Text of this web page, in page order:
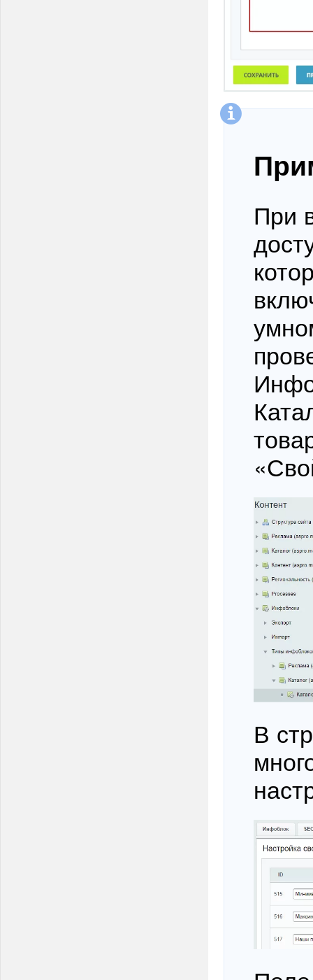
При
В